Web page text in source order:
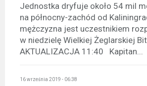
Jednostka dryfuje około 54 mil
na północny-zachód od
mężczyzna jest uczestnikiem
w niedzielę Wielkiej Żeglarskiej
AKTUALIZACJA 11:40 Kapitan...
16 września 2019 - 06:38